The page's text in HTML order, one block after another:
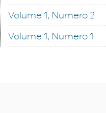
Volume 1, Numero 2
Volume 1, Numero 1